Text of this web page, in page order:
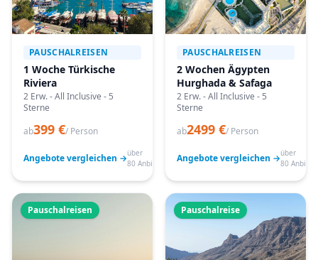
PAUSCHALREISEN
1 Woche Türkische
Riviera
2 Erw. - All Inclusive - 5
Sterne
ab399 €/ Person
Angebote vergleichen →über
80 Anbieter
PAUSCHALREISEN
2 Wochen Ägypten
Hurghada & Safaga
2 Erw. - All Inclusive - 5
Sterne
ab2499 €/ Person
Angebote vergleichen →über
80
Pauschalreisen Pauschalreise